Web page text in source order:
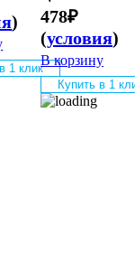
)
1 клик
478₽
(условия)
В корзину
Купить в 1